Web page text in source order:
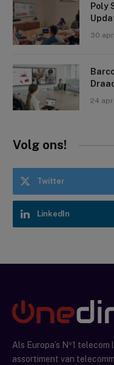
Poly
30
24
Volg ons!
Twitter
LinkedIn
Als Europa’s Nº1
assortiment van